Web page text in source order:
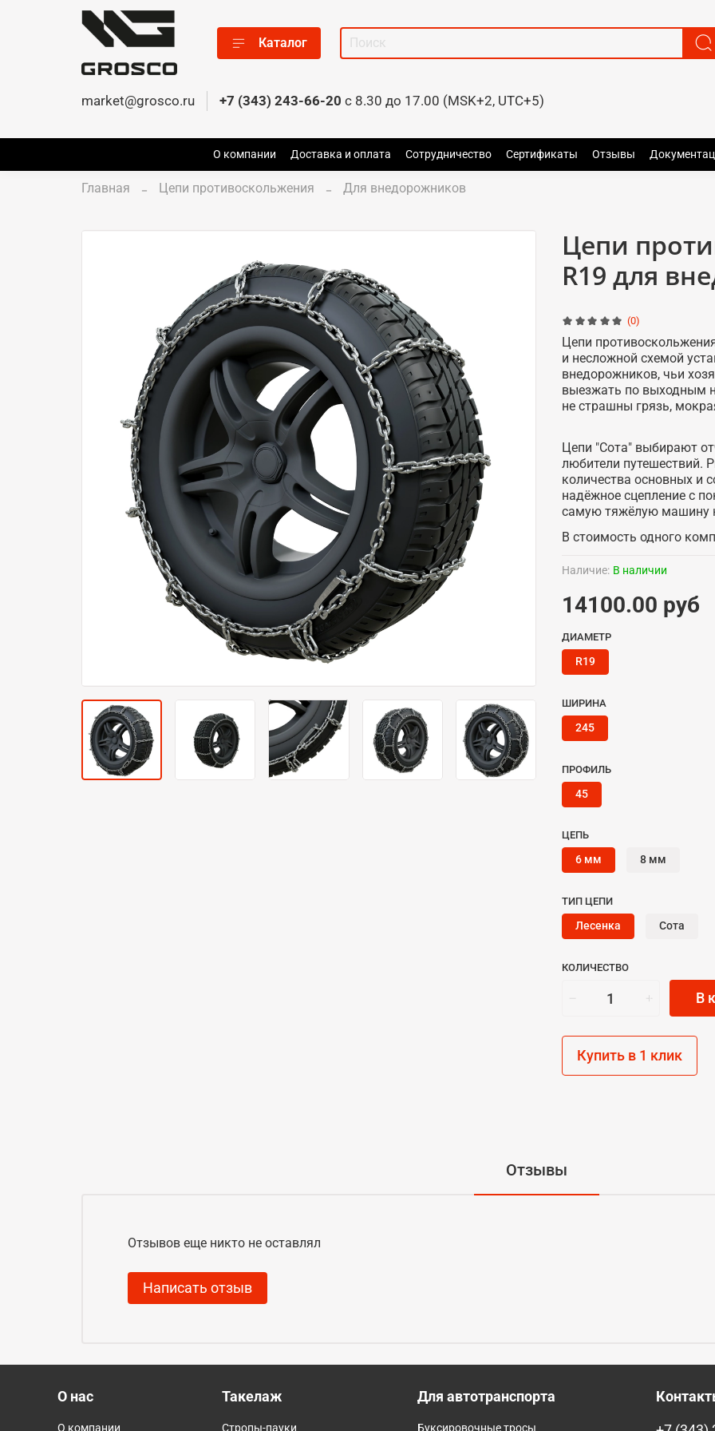
Каталог
market@grosco.ru +7 (343) 243-66-20 c 8.30 до 17.00 (MSK+2, UTC+5)
О компании Доставка и оплата Сотрудничество Сертификаты Отзывы
Главная Цепи противоскольжения Для внедорожников
(0)
Наличие: В наличии
Цепи
R19 для
14100.00 руб
КОЛИЧЕСТВО
В
Купить в 1 клик
ДИАМЕТР
R19
ШИРИНА
245
ПРОФИЛЬ
45
ЦЕПЬ
6 мм 8 мм
ТИП ЦЕПИ
Лесенка Сота
Цепи
и несложной схемой
внедорожников, чьи
выезжать по выходным
не страшны грязь,
Цепи "Сота" выбирают
любители путешествий.
количества основных и
надёжное сцепление с
самую тяжёлую машину
В стоимость одного
Отзывы
Отзывов еще никто не оставлял
Написать отзыв
О нас Такелаж Для автотранспорта